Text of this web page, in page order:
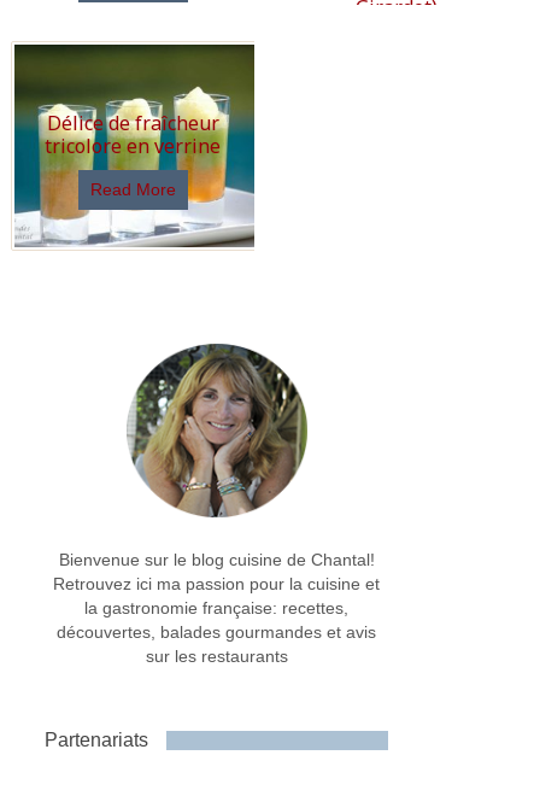
Girardot)
Délice de fraîcheur
tricolore en verrine
Read More
Bienvenue sur le blog cuisine de Chantal!
Retrouvez ici ma passion pour la cuisine et
la gastronomie française: recettes,
découvertes, balades gourmandes et avis
sur les restaurants
Partenariats